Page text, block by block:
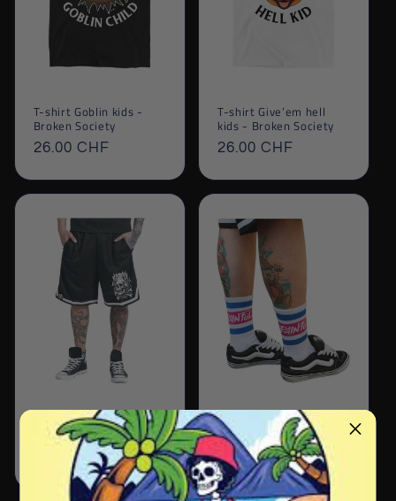
T-shirt Goblin kids -
Broken Society
Prix
26.00 CHF
T-shirt Give’em hell
kids - Broken Society
Prix
26.00 CHF
Short Rébellion -Painful
Prix
habituel
40.00 CHF
Chaussettes en coton -
Painful
Prix
habituel
12.00 CHF